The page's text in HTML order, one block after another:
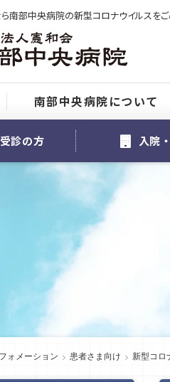
南部中央病院について
診の方 入院
ォメーション 患者さま向け 新型コロ